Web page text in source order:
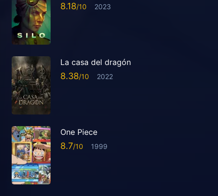
8.18 2023
La casa del dragón
8.38 2022
One Piece
8.7 1999